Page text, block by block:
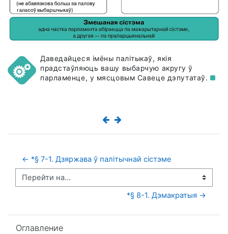
Даведайцеся імёны палітыкаў, якія
прадстаўляюць вашу выбарчую акругу ў
парламенце, у мясцовым Савеце дэпутатаў.
← *§ 7-1. Дзяржава ў палітычнай сістэме
Перейти на...
*§ 8-1. Дэмакратыя →
Оглавление